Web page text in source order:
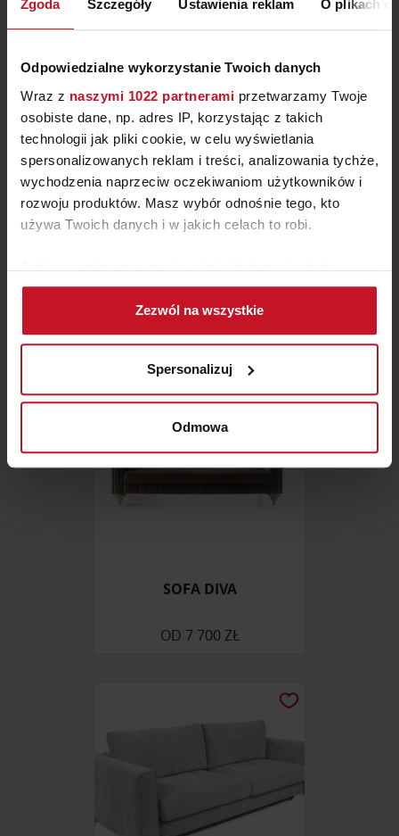
Zgoda Szczegóły Ustawienia reklam O plikach
Odpowiedzialne wykorzystanie Twoich danych
Wraz z naszymi 1022 partnerami przetwarzamy Twoje
osobiste dane, np. adres IP, korzystając z takich
technologii jak pliki cookie, w celu wyświetlania
spersonalizowanych reklam i treści, analizowania tychże,
wychodzenia naprzeciw oczekiwaniom użytkowników i
rozwoju produktów. Masz wybór odnośnie tego, kto
używa Twoich danych i w jakich celach to robi.
Jeśli wyrazisz na to zgodę, chcielibyśmy również:
Gromadzić dane dotyczące Twojej lokalizacji
geograficznej z dokładnością nawet do kilku metrów
Identyfikować Twoje urządzenie, aktywnie
(fingerprinting, czyli wirtualny odcisk palca)
Dowiedz się więcej odnośnie tego, jak Twoje osobiste
dane są przetwarzane oraz ustaw własne preferencje w
zmienić lub wycofać swoją zgodę w dowolnej chwili.
Wykorzystujemy pliki cookie do spersonalizowania treści
społecznościowym, reklamowym i analitycznym.
otrzymanymi od Ciebie lub uzyskanymi podczas
Zezwól na wszystkie
Spersonalizuj
Odmowa
ZAPYTAJ O CENĘ W SALONIE
SOFA DIVA
OD 7 700 ZŁ